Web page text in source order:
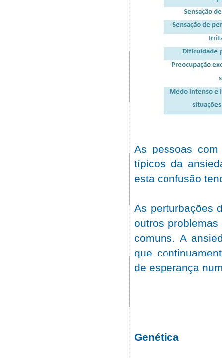
As pessoas com
típicos da
esta confusão
As perturbações
outros
comuns. A
que
de esperança
Genética